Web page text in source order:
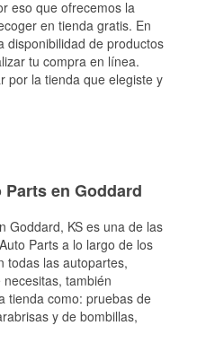
eso que ofrecemos la
en tienda gratis. En
disponibilidad de productos
tu compra en línea.
por la tienda que elegiste y
en Goddard
Goddard, KS es una de las
Parts a lo largo de los
todas las autopartes,
también
tienda como: pruebas de
y de bombillas,